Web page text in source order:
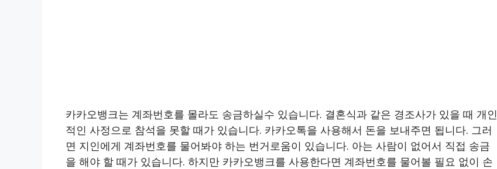
카카오뱅크는 계좌번호를 몰라도 송금하실수 있습니다. 결혼식과 같은 경조사가 있을 때 개인
적인 사정으로 참석을 못할 때가 있습니다. 카카오톡을 사용해서 돈을 보내주면 됩니다. 그러
면 지인에게 계좌번호를 물어봐야 하는 번거로움이 있습니다. 아는 사람이 없어서 직접 송금
을 해야 할 때가 있습니다. 하지만 카카오뱅크를 사용한다면 계좌번호를 물어볼 필요 없이 손